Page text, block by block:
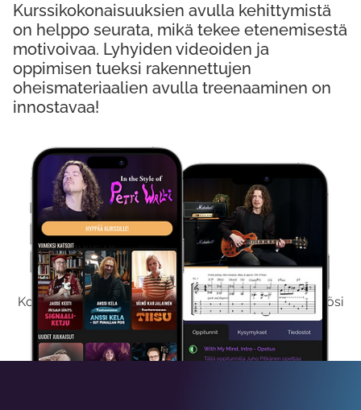
Kokeile Ilmaiseksi
Kokeilemalla ilmaiseksi saat koko sisältömme käyttöösi
viikon ajaksi.
Kurssikokonaisuuksien avulla kehittymistä
on helppo seurata, mikä tekee etenemisestä
motivoivaa. Lyhyiden videoiden ja
oppimisen tueksi rakennettujen
oheismateriaalien avulla treenaaminen on
innostavaa!